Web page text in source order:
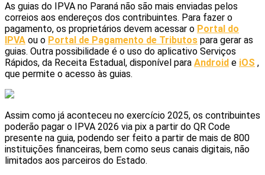
As guias do IPVA no Paraná não são mais enviadas pelos
correios aos endereços dos contribuintes. Para fazer o
pagamento, os proprietários devem acessar o Portal do
IPVA ou o Portal de Pagamento de Tributos para gerar as
guias. Outra possibilidade é o uso do aplicativo Serviços
Rápidos, da Receita Estadual, disponível para Android e iOS ,
que permite o acesso às guias.
Assim como já aconteceu no exercício 2025, os contribuintes
poderão pagar o IPVA 2026 via pix a partir do QR Code
presente na guia, podendo ser feito a partir de mais de 800
instituições financeiras, bem como seus canais digitais, não
limitados aos parceiros do Estado.